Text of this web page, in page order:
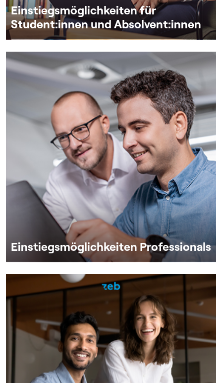
Einstiegsmöglichkeiten für
Student:innen und Absolvent:innen
Einstiegsmöglichkeiten Professionals